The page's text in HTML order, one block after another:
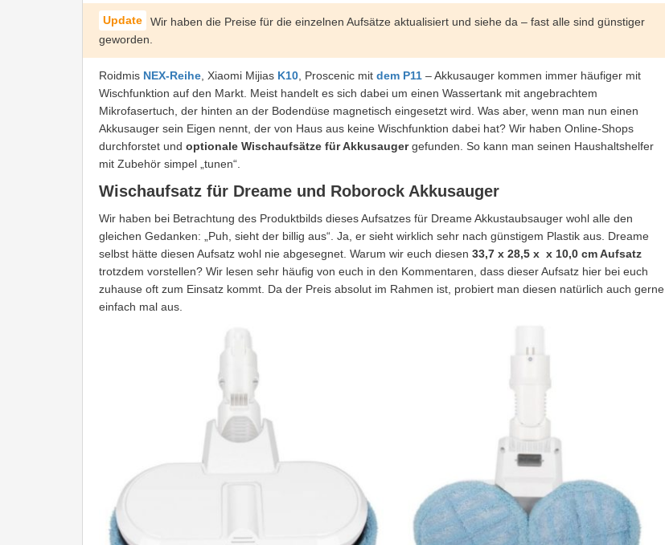
Wir haben die Preise für die einzelnen Aufsätze aktualisiert und siehe da – fast alle sind günstiger
geworden.
Roidmis NEX-Reihe , Xiaomi Mijias K10 , Proscenic mit dem P11 – Akkusauger kommen immer häufiger mit
Wischfunktion auf den Markt. Meist handelt es sich dabei um einen Wassertank mit angebrachtem
Mikrofasertuch, der hinten an der Bodendüse magnetisch eingesetzt wird. Was aber, wenn man nun einen
Akkusauger sein Eigen nennt, der von Haus aus keine Wischfunktion dabei hat? Wir haben Online-Shops
durchforstet und optionale Wischaufsätze für Akkusaugergefunden. So kann man seinen Haushaltshelfer
mit Zubehör simpel „tunen“.
Wischaufsatz für Dreame und Roborock Akkusauger
Wir haben bei Betrachtung des Produktbilds dieses Aufsatzes für Dreame Akkustaubsauger wohl alle den
gleichen Gedanken: „Puh, sieht der billig aus“. Ja, er sieht wirklich sehr nach günstigem Plastik aus. Dreame
selbst hätte diesen Aufsatz wohl nie abgesegnet. Warum wir euch diesen 33,7 x 28,5 x x 10,0 cm Aufsatz
trotzdem vorstellen? Wir lesen sehr häufig von euch in den Kommentaren, dass dieser Aufsatz hier bei euch
zuhause oft zum Einsatz kommt. Da der Preis absolut im Rahmen ist, probiert man diesen natürlich auch gerne
einfach mal aus.